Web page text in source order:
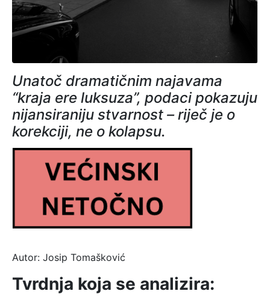
Unatoč dramatičnim najavama
“kraja ere luksuza”, podaci pokazuju
nijansiraniju stvarnost – riječ je o
korekciji, ne o kolapsu.
Autor: Josip Tomašković
Tvrdnja koja se analizira: